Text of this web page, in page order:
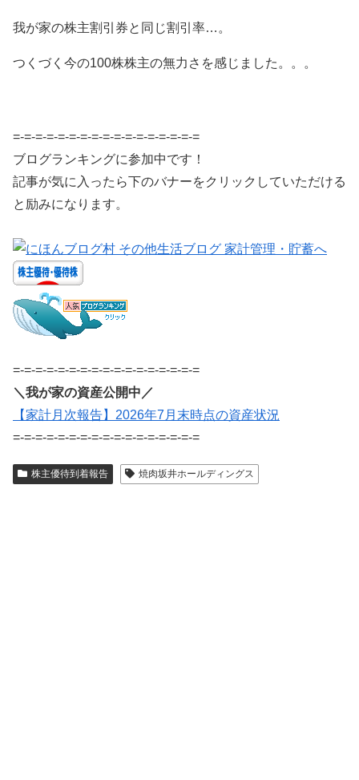
我が家の株主割引券と同じ割引率…。
つくづく今の100株株主の無力さを感じました。。。
=-=-=-=-=-=-=-=-=-=-=-=-=-=-=-=-=
ブログランキングに参加中です！
記事が気に入ったら下のバナーをクリックしていただける
と励みになります。
=-=-=-=-=-=-=-=-=-=-=-=-=-=-=-=-=
＼我が家の資産公開中／
【家計月次報告】2026年7月末時点の資産状況
=-=-=-=-=-=-=-=-=-=-=-=-=-=-=-=-=
株主優待到着報告 焼肉坂井ホールディングス